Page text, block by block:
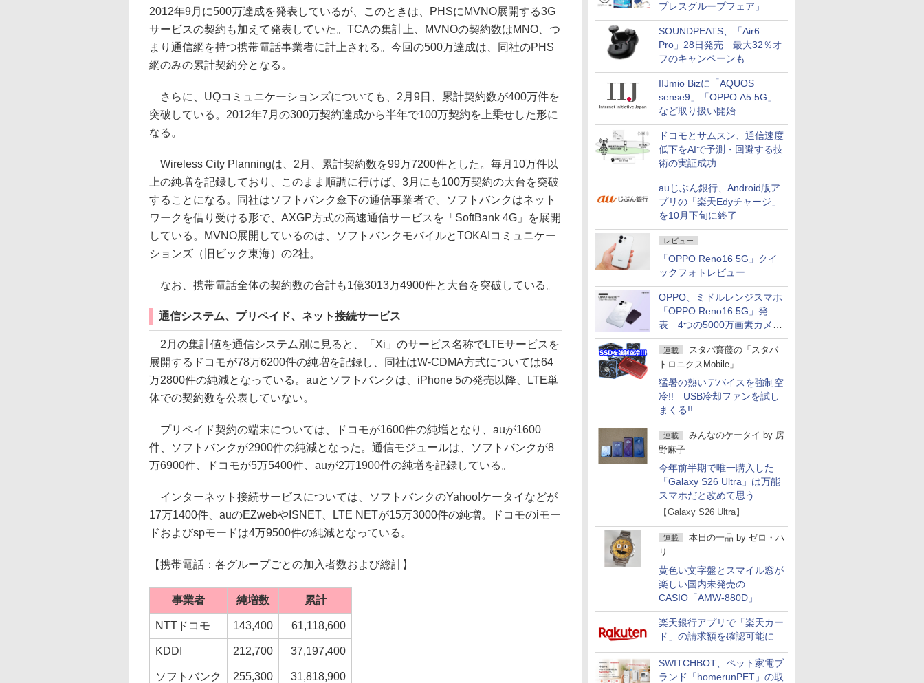
プレスグループフェア」
SOUNDPEATS、「Air6
Pro」28日発売 最大32％オ
フのキャンペーンも
IIJmio Bizに「AQUOS
sense9」「OPPO A5 5G」
など取り扱い開始
ドコモとサムスン、通信速度
低下をAIで予測・回避する技
術の実証成功
auじぶん銀行、Android版ア
プリの「楽天Edyチャージ」
を10月下旬に終了
レビュー
「OPPO Reno16 5G」クイ
ックフォトレビュー
OPPO、ミドルレンジスマホ
「OPPO Reno16 5G」発
表 4つの5000万画素カメラ
搭載の小型モデル
連載
スタパ齋藤の「スタパ
トロニクスMobile」
猛暑の熱いデバイスを強制空
冷!! USB冷却ファンを試し
まくる!!
連載 みんなのケータイ by 房
野麻子
今年前半期で唯一購入した
「Galaxy S26 Ultra」は万能
スマホだと改めて思う
【Galaxy S26 Ultra】
連載 本日の一品 by ゼロ・ハ
リ
黄色い文字盤とスマイル窓が
楽しい国内未発売の
CASIO「AMW-880D」
楽天銀行アプリで「楽天カー
ド」の請求額を確認可能に
SWITCHBOT、ペット家電ブ
ランド「homerunPET」の取
2012年9月に500万達成を発表しているが、このときは、PHSにMVNO展開する3G
サービスの契約も加えて発表していた。TCAの集計上、MVNOの契約数はMNO、つ
まり通信網を持つ携帯電話事業者に計上される。今回の500万達成は、同社のPHS
網のみの累計契約分となる。
さらに、UQコミュニケーションズについても、2月9日、累計契約数が400万件を
突破している。2012年7月の300万契約達成から半年で100万契約を上乗せした形に
なる。
Wireless City Planningは、2月、累計契約数を99万7200件とした。毎月10万件以
上の純増を記録しており、このまま順調に行けば、3月にも100万契約の大台を突破
することになる。同社はソフトバンク傘下の通信事業者で、ソフトバンクはネット
ワークを借り受ける形で、AXGP方式の高速通信サービスを「SoftBank 4G」を展開
している。MVNO展開しているのは、ソフトバンクモバイルとTOKAIコミュニケー
ションズ（旧ビック東海）の2社。
なお、携帯電話全体の契約数の合計も1億3013万4900件と大台を突破している。
通信システム、プリペイド、ネット接続サービス
2月の集計値を通信システム別に見ると、「Xi」のサービス名称でLTEサービスを
展開するドコモが78万6200件の純増を記録し、同社はW-CDMA方式については64
万2800件の純減となっている。auとソフトバンクは、iPhone 5の発売以降、LTE単
体での契約数を公表していない。
プリペイド契約の端末については、ドコモが1600件の純増となり、auが1600
件、ソフトバンクが2900件の純減となった。通信モジュールは、ソフトバンクが8
万6900件、ドコモが5万5400件、auが2万1900件の純増を記録している。
インターネット接続サービスについては、ソフトバンクのYahoo!ケータイなどが
17万1400件、auのEZwebやISNET、LTE NETが15万3000件の純増。ドコモのiモー
ドおよびspモードは4万9500件の純減となっている。
【携帯電話：各グループごとの加入者数および総計】
事業者 純増数 累計
NTTドコモ 143,400 61,118,600
KDDI 212,700 37,197,400
ソフトバンク 255,300 31,818,900